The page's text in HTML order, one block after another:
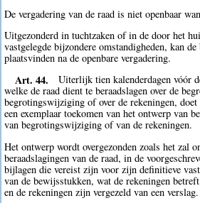
De vergadering van de raad is niet openbaar
Uitgezonderd in tuchtzaken of in de door het
vastgelegde bijzondere omstandigheden, kan
plaatsvinden na de openbare vergadering.
Art. 44.
Uiterlijk tien kalenderdagen vóór
welke de raad dient te beraadslagen over de
begrotingswijziging of over de rekeningen,
een exemplaar toekomen van het ontwerp van
van begrotingswijziging of van de rekeningen.
Het ontwerp wordt overgezonden zoals het zal
beraadslagingen van de raad, in de
bijlagen die vereist zijn voor zijn definitieve
van de bewijsstukken, wat de rekeningen
en de rekeningen zijn vergezeld van een verslag.